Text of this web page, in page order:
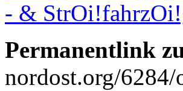
- &
Permanentlink
nordost.org/